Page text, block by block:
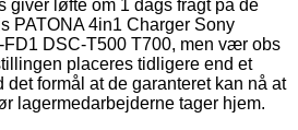
giver løfte om 1 dags fragt på de
PATONA 4in1 Charger Sony
DSC-T500 T700, men vær obs
placeres tidligere end et
det formål at de garanteret kan nå at
lagermedarbejderne tager hjem.